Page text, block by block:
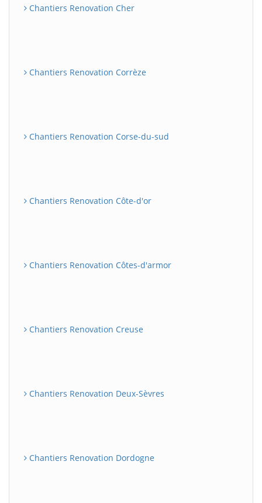
Chantiers Renovation Cher
Chantiers Renovation Corrèze
Chantiers Renovation Corse-du-sud
Chantiers Renovation Côte-d'or
Chantiers Renovation Côtes-d'armor
Chantiers Renovation Creuse
Chantiers Renovation Deux-Sèvres
Chantiers Renovation Dordogne